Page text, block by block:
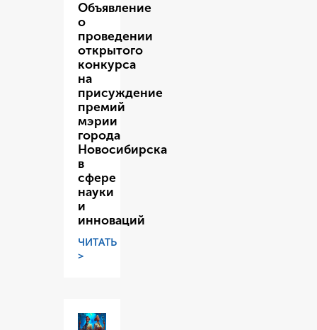
Объявление
о
проведении
открытого
конкурса
на
присуждение
премий
мэрии
города
Новосибирска
в
сфере
науки
и
инноваций
ЧИТАТЬ
>